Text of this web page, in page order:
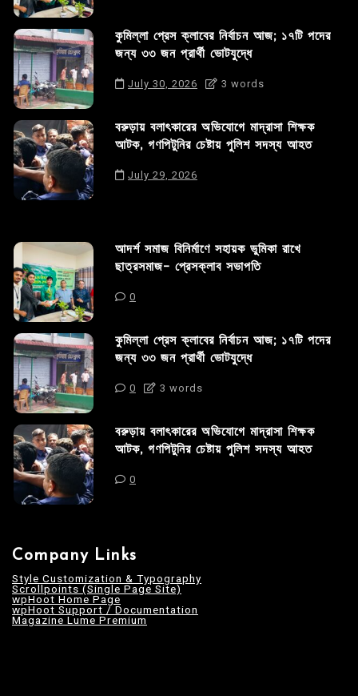
কুমিল্লা প্রেস ক্লাবের নির্বাচন আজ; ১৭টি পদের
জন্য ৩৩ জন প্রার্থী ভোটযুদ্ধে
July 30, 2026 3 words
বরুড়ায় বলাৎকারের অভিযোগে মাদ্রাসা শিক্ষক
আটক, গণপিটুনির চেষ্টায় পুলিশ সদস্য আহত
July 29, 2026
আদর্শ সমাজ বিনির্মাণে সহায়ক ভুমিকা রাখে
ছাত্রসমাজ- প্রেসক্লাব সভাপতি
0
কুমিল্লা প্রেস ক্লাবের নির্বাচন আজ; ১৭টি পদের
জন্য ৩৩ জন প্রার্থী ভোটযুদ্ধে
0 3 words
বরুড়ায় বলাৎকারের অভিযোগে মাদ্রাসা শিক্ষক
আটক, গণপিটুনির চেষ্টায় পুলিশ সদস্য আহত
0
Company Links
Style Customization & Typography
Scrollpoints (Single Page Site)
wpHoot Home Page
wpHoot Support / Documentation
Magazine Lume Premium